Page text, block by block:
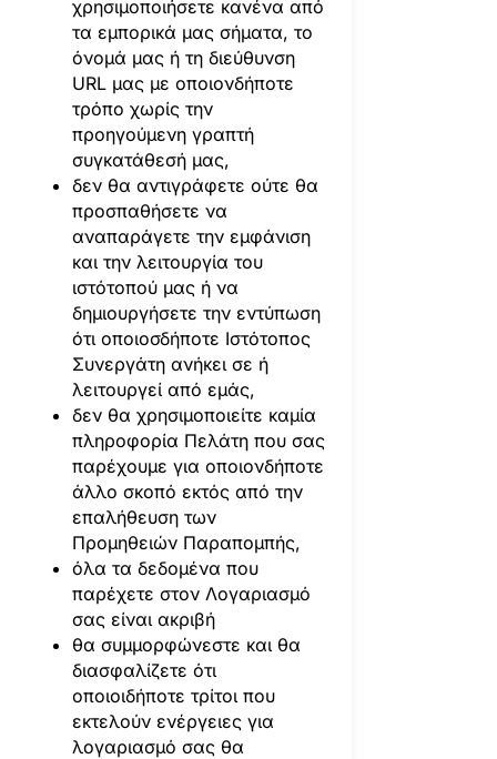
χρησιμοποιήσετε κανένα από
τα εμπορικά μας σήματα, το
όνομά μας ή τη διεύθυνση
URL μας με οποιονδήποτε
τρόπο χωρίς την
προηγούμενη γραπτή
συγκατάθεσή μας,
δεν θα αντιγράφετε ούτε θα
προσπαθήσετε να
αναπαράγετε την εμφάνιση
και την λειτουργία του
ιστότοπού μας ή να
δημιουργήσετε την εντύπωση
ότι οποιοσδήποτε Ιστότοπος
Συνεργάτη ανήκει σε ή
λειτουργεί από εμάς,
δεν θα χρησιμοποιείτε καμία
πληροφορία Πελάτη που σας
παρέχουμε για οποιονδήποτε
άλλο σκοπό εκτός από την
επαλήθευση των
Προμηθειών Παραπομπής,
όλα τα δεδομένα που
παρέχετε στον Λογαριασμό
σας είναι ακριβή
θα συμμορφώνεστε και θα
διασφαλίζετε ότι
οποιοιδήποτε τρίτοι που
εκτελούν ενέργειες για
λογαριασμό σας θα